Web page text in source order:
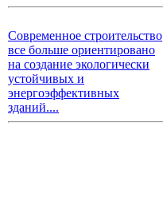
Современное строительство
все больше ориентировано
на создание экологически
устойчивых и
энергоэффективных
зданий....